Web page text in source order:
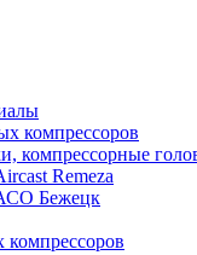
компрессоров
компрессорные
Remeza
Бежецк
компрессоров